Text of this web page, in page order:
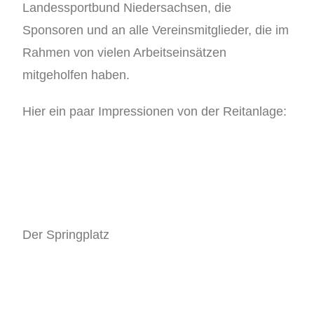
Landessportbund Niedersachsen, die
Sponsoren und an alle Vereinsmitglieder, die im
Rahmen von vielen Arbeitseinsätzen
mitgeholfen haben.
Hier ein paar Impressionen von der Reitanlage:
Der Springplatz